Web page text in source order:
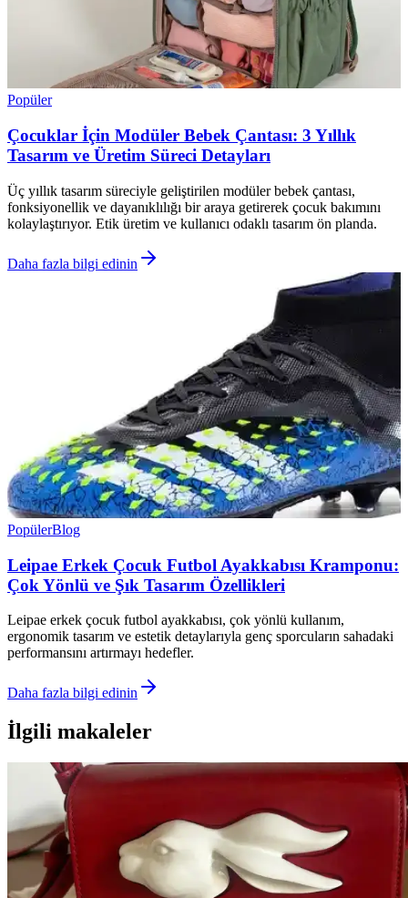
Popüler
Çocuklar İçin Modüler Bebek Çantası: 3 Yıllık
Tasarım ve Üretim Süreci Detayları
Üç yıllık tasarım süreciyle geliştirilen modüler bebek çantası,
fonksiyonellik ve dayanıklılığı bir araya getirerek çocuk bakımını
kolaylaştırıyor. Etik üretim ve kullanıcı odaklı tasarım ön planda.
Daha fazla bilgi edinin
PopülerBlog
Leipae Erkek Çocuk Futbol Ayakkabısı Kramponu:
Çok Yönlü ve Şık Tasarım Özellikleri
Leipae erkek çocuk futbol ayakkabısı, çok yönlü kullanım,
ergonomik tasarım ve estetik detaylarıyla genç sporcuların sahadaki
performansını artırmayı hedefler.
Daha fazla bilgi edinin
İlgili makaleler